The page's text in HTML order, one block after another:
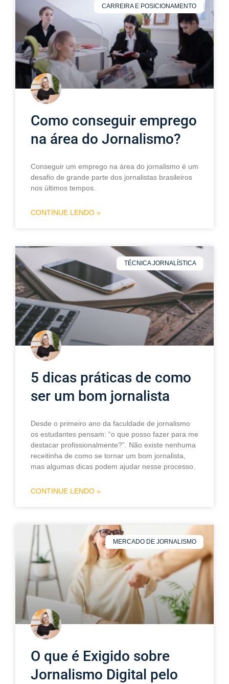
CARREIRA E POSICIONAMENTO
Como conseguir emprego
na área do Jornalismo?
Conseguir um emprego na área do jornalismo é um
desafio de grande parte dos jornalistas brasileiros
nos últimos tempos.
CONTINUE LENDO »
TÉCNICA JORNALÍSTICA
5 dicas práticas de como
ser um bom jornalista
Desde o primeiro ano da faculdade de jornalismo
os estudantes pensam: “o que posso fazer para me
destacar profissionalmente?”. Não existe nenhuma
receitinha de como se tornar um bom jornalista,
mas algumas dicas podem ajudar nesse processo.
CONTINUE LENDO »
MERCADO DE JORNALISMO
O que é Exigido sobre
Jornalismo Digital pelo